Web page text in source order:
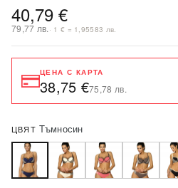
40,79 €
79,77 лв. · 1 € = 1,95583 лв.
ЦЕНА С КАРТА
38,75 €75,78 лв.
ЦВЯТ Tъмносин